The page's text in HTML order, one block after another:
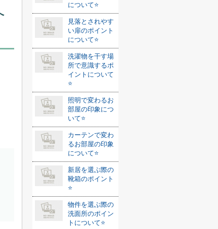
について⭐️
見落とされやす
い扉のポイント
について⭐️
洗濯物を干す場
所で意識するポ
イントについて
⭐️
照明で変わるお
部屋の印象につ
いて⭐️
カーテンで変わ
るお部屋の印象
について⭐️
新居を選ぶ際の
靴箱のポイント
⭐️
物件を選ぶ際の
洗面所のポイン
トについて⭐️